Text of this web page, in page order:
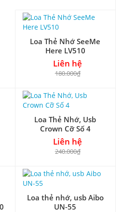
Loa Thẻ Nhớ SeeMe
Here LV510
Liên hệ
180.000₫
Loa Thẻ Nhớ, Usb
Crown Cỡ Số 4
Liên hệ
240.000₫
Loa thẻ nhớ, usb Aibo
UN-55